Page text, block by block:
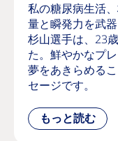
私の糖尿病生活
量と瞬発力を武
杉山選手は、23
た。鮮やかなプ
夢をあきらめる
セージです。